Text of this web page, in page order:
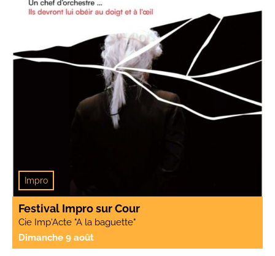
Impro
Festival Impro sur Cour
Cie Imp'Acte "A la baguette"
Dimanche 9 août